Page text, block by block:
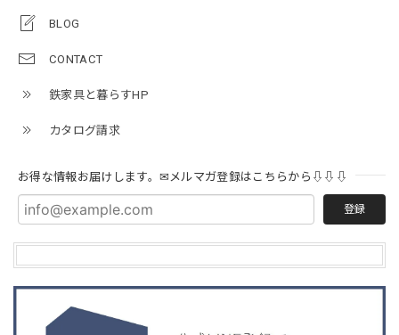
BLOG
CONTACT
鉄家具と暮らすHP
カタログ請求
お得な情報お届けします。✉メルマガ登録はこちらから⇩⇩⇩
登録